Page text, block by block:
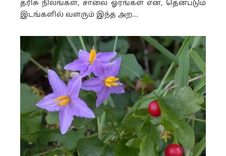
தரிசு நிலங்கள், சாலை ஓரங்கள் என, தென்படும்
இடங்களில் வளரும் இந்த அற...